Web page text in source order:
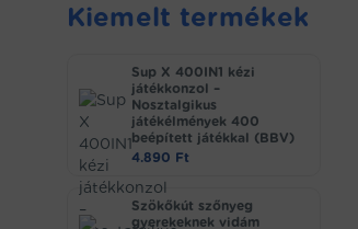
Kiemelt termékek
Sup X 400IN1 kézi
játékkonzol –
Nosztalgikus
játékélmények 400
beépített játékkal (BBV)
4.890 Ft
Szökőkút szőnyeg
gyerekeknek vidám